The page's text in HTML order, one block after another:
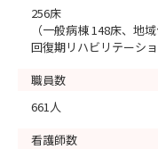
256床
（一般病棟 148床、地
回復期リハビリテーショ
職員数
661人
看護師数